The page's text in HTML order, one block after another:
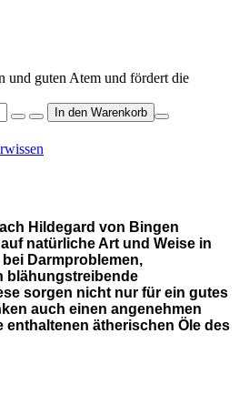
und guten Atem und fördert die
Hildegard von Bingen
natürliche Art und Weise in
Darmproblemen,
blähungstreibende
sorgen nicht nur für ein gutes
auch einen angenehmen
enthaltenen ätherischen Öle des